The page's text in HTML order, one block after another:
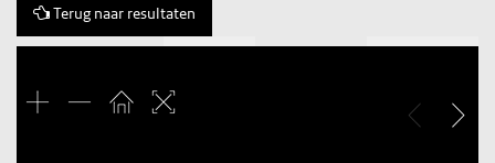
Terug naar resultaten